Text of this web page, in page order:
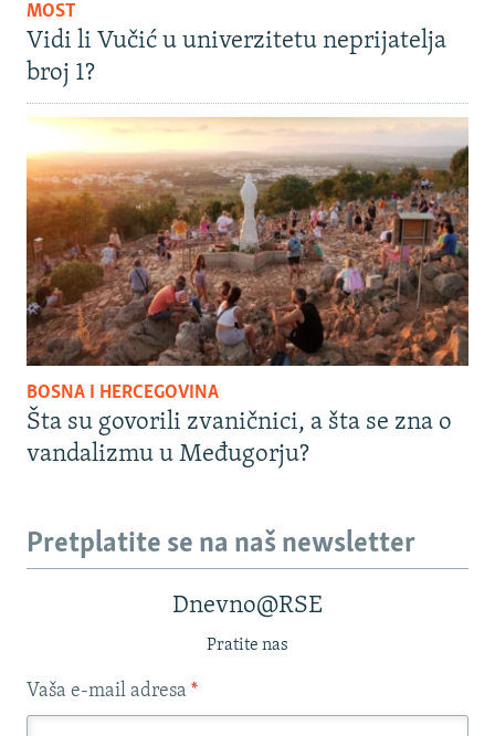
MOST
Vidi li Vučić u univerzitetu neprijatelja
broj 1?
BOSNA I HERCEGOVINA
Šta su govorili zvaničnici, a šta se zna o
vandalizmu u Međugorju?
Pretplatite se na naš newsletter
Dnevno@RSE
Pratite nas
Vaša e-mail adresa *